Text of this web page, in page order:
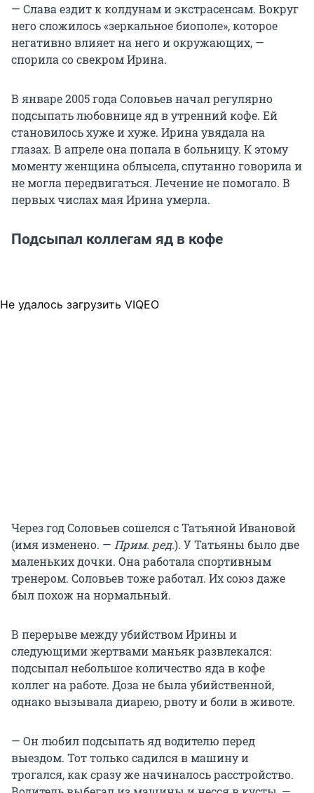
— Слава ездит к колдунам и экстрасенсам. Вокруг
него сложилось «зеркальное биополе», которое
негативно влияет на него и окружающих, —
спорила со свекром Ирина.
В январе 2005 года Соловьев начал регулярно
подсыпать любовнице яд в утренний кофе. Ей
становилось хуже и хуже. Ирина увядала на
глазах. В апреле она попала в больницу. К этому
моменту женщина облысела, спутанно говорила и
не могла передвигаться. Лечение не помогало. В
первых числах мая Ирина умерла.
Подсыпал коллегам яд в кофе
Не удалось загрузить VIQEO
Через год Соловьев сошелся с Татьяной Ивановой
(имя изменено. — Прим. ред.). У Татьяны было две
маленьких дочки. Она работала спортивным
тренером. Соловьев тоже работал. Их союз даже
был похож на нормальный.
В перерыве между убийством Ирины и
следующими жертвами маньяк развлекался:
подсыпал небольшое количество яда в кофе
коллег на работе. Доза не была убийственной,
однако вызывала диарею, рвоту и боли в животе.
— Он любил подсыпать яд водителю перед
выездом. Тот только садился в машину и
трогался, как сразу же начиналось расстройство.